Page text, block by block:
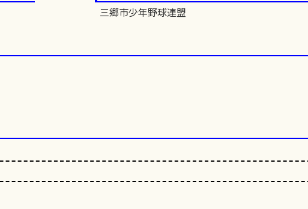
三郷市少年野球連盟